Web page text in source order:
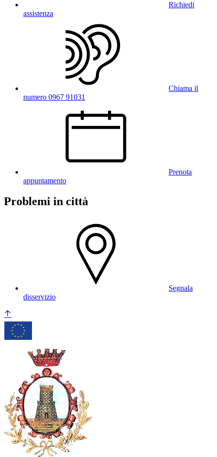
Richiedi
assistenza
Chiama il
numero 0967 91031
Prenota
appuntamento
Problemi in città
Segnala
disservizio